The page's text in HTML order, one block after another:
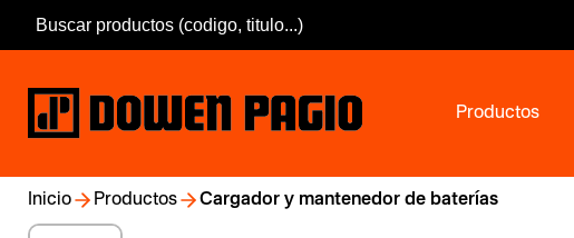
Productos
Inicio Productos Cargador y mantenedor de baterías